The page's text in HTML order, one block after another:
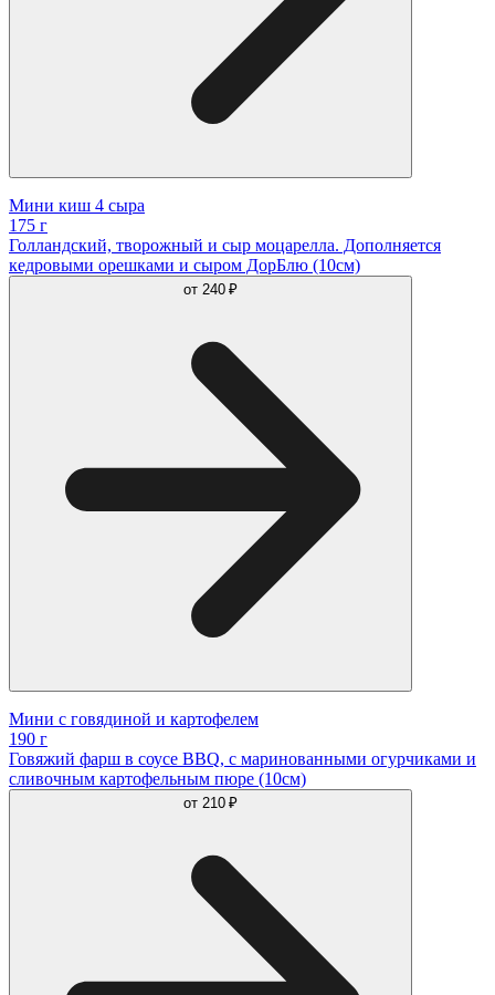
Мини киш 4 сыра
175 г
Голландский, творожный и сыр моцарелла. Дополняется
кедровыми орешками и сыром ДорБлю (10см)
от 240 ₽
Мини с говядиной и картофелем
190 г
Говяжий фарш в соусе BBQ, с маринованными огурчиками и
сливочным картофельным пюре (10см)
от 210 ₽